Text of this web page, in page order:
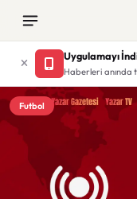
Uygulamayı
Haberleri anında
Futbol